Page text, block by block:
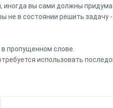
иногда вы сами должны
не в состоянии решить задачу
пропущенном слове.
использовать